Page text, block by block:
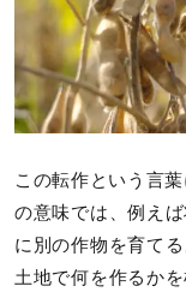
この転作という言
の意味では、例え
に別の作物を育て
土地で何を作るか